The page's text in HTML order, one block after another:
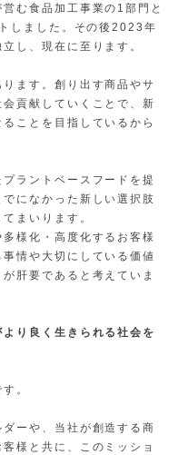
む食品加工事業の1部門と
しました。その後2023年
し、現在に至ります。
ます。創り出す商品やサ
貢献していくことで、新
ことを目指しているから
ラントベースフードを提
になかった新しい選択肢
まいります。
様化・高度化するお客様
情や大切にしている価値
肝要であると考えていま
り良く生きられる社会を
。
ーや、当社が創造する商
様と共に、このミッショ